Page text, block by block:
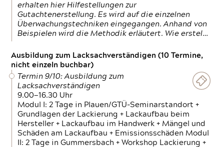
erhalten hier Hilfestellungen zur
Gutachtenerstellung. Es wird auf die einzelnen
Überwachungstechniken eingegangen. Anhand von
Beispielen wird die Methodik erläutert. Wie erstel…
Ausbildung zum Lacksachverständigen (10 Termine,
nicht einzeln buchbar)
Termin 9/10: Ausbildung zum
Lacksachverständigen
9.00—16.30 Uhr
Modul I: 2 Tage in Plauen/GTÜ-Seminarstandort +
Grundlagen der Lackierung + Lackaufbau beim
Hersteller + Lackaufbau im Handwerk + Mängel und
Schäden am Lackaufbau + Emissionsschäden Modul
II: 2 Tage in Gummersbach + Workshop Lackierung +